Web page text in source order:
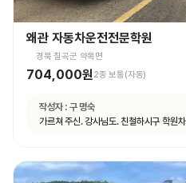
왜관 자동차운전전문학원
경북 칠곡군 약목면
704,000원2종 보통(자동)
작성자 : 구 명숙
가르쳐 주신. 강사님도. 친철하시구 학원